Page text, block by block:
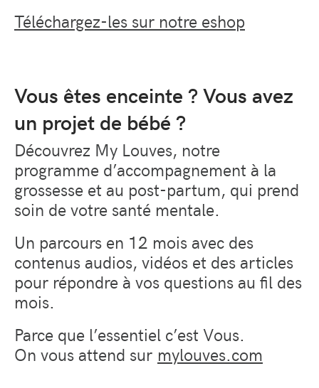
Téléchargez-les sur notre eshop
Vous êtes enceinte ? Vous avez
un projet de bébé ?
Découvrez My Louves, notre
programme d’accompagnement à la
grossesse et au post-partum, qui prend
soin de votre santé mentale.
Un parcours en 12 mois avec des
contenus audios, vidéos et des articles
pour répondre à vos questions au fil des
mois.
Parce que l’essentiel c’est Vous.
On vous attend sur mylouves.com